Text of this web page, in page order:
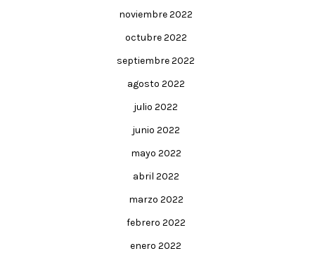
noviembre 2022
octubre 2022
septiembre 2022
agosto 2022
julio 2022
junio 2022
mayo 2022
abril 2022
marzo 2022
febrero 2022
enero 2022